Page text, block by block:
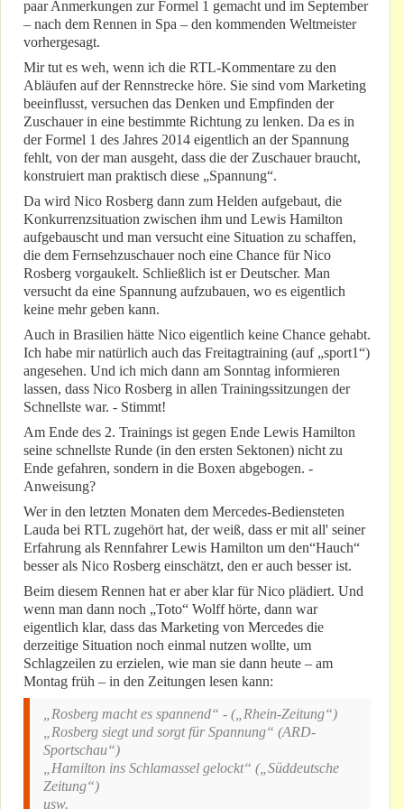
paar Anmerkungen zur Formel 1 gemacht und im September
– nach dem Rennen in Spa – den kommenden Weltmeister
vorhergesagt.
Mir tut es weh, wenn ich die RTL-Kommentare zu den
Abläufen auf der Rennstrecke höre. Sie sind vom Marketing
beeinflusst, versuchen das Denken und Empfinden der
Zuschauer in eine bestimmte Richtung zu lenken. Da es in
der Formel 1 des Jahres 2014 eigentlich an der Spannung
fehlt, von der man ausgeht, dass die der Zuschauer braucht,
konstruiert man praktisch diese „Spannung“.
Da wird Nico Rosberg dann zum Helden aufgebaut, die
Konkurrenzsituation zwischen ihm und Lewis Hamilton
aufgebauscht und man versucht eine Situation zu schaffen,
die dem Fernsehzuschauer noch eine Chance für Nico
Rosberg vorgaukelt. Schließlich ist er Deutscher. Man
versucht da eine Spannung aufzubauen, wo es eigentlich
keine mehr geben kann.
Auch in Brasilien hätte Nico eigentlich keine Chance gehabt.
Ich habe mir natürlich auch das Freitagtraining (auf „sport1“)
angesehen. Und ich mich dann am Sonntag informieren
lassen, dass Nico Rosberg in allen Trainingssitzungen der
Schnellste war. - Stimmt!
Am Ende des 2. Trainings ist gegen Ende Lewis Hamilton
seine schnellste Runde (in den ersten Sektonen) nicht zu
Ende gefahren, sondern in die Boxen abgebogen. -
Anweisung?
Wer in den letzten Monaten dem Mercedes-Bediensteten
Lauda bei RTL zugehört hat, der weiß, dass er mit all' seiner
Erfahrung als Rennfahrer Lewis Hamilton um den“Hauch“
besser als Nico Rosberg einschätzt, den er auch besser ist.
Beim diesem Rennen hat er aber klar für Nico plädiert. Und
wenn man dann noch „Toto“ Wolff hörte, dann war
eigentlich klar, dass das Marketing von Mercedes die
derzeitige Situation noch einmal nutzen wollte, um
Schlagzeilen zu erzielen, wie man sie dann heute – am
Montag früh – in den Zeitungen lesen kann:
„Rosberg macht es spannend“ - („Rhein-Zeitung“)
„Rosberg siegt und sorgt für Spannung“ (ARD-
Sportschau“)
„Hamilton ins Schlamassel gelockt“ („Süddeutsche
Zeitung“)
usw.